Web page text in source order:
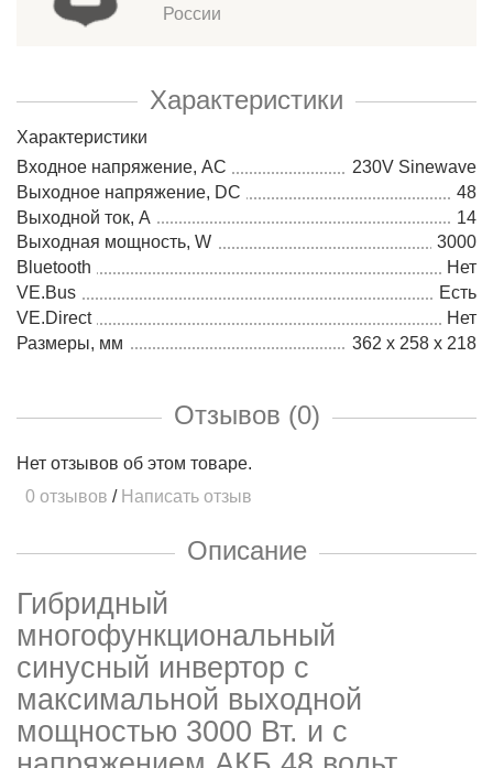
России
Характеристики
Характеристики
Входное напряжение, AC
230V Sinewave
Выходное напряжение, DC
48
Выходной ток, А
14
Выходная мощность, W
3000
Bluetooth
Нет
VE.Bus
Есть
VE.Direct
Нет
Размеры, мм
362 x 258 x 218
Отзывов (0)
Нет отзывов об этом товаре.
0 отзывов / Написать отзыв
Описание
Гибридный
многофункциональный
синусный инвертор с
максимальной выходной
мощностью 3000 Вт. и с